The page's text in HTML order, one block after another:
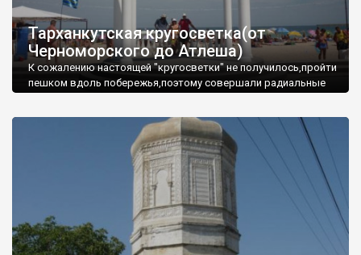
Тарханкутская кругосветка(от
Черноморского до Атлеша)
К сожалению настоящей "кругосветки" не получилось,пройти
пешком вдоль побережья,поэтому совершали радиальные